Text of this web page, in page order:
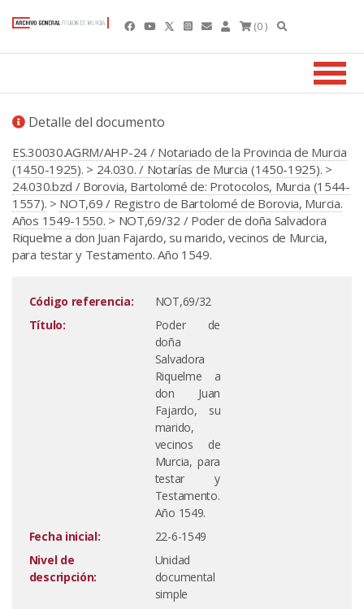
(0 )
Detalle del documento
ES.30030.AGRM/AHP-24 / Notariado de la Provincia de Murcia
(1450-1925). > 24.030. / Notarías de Murcia (1450-1925). >
24.030.bzd / Borovia, Bartolomé de: Protocolos, Murcia (1544-
1557). > NOT,69 / Registro de Bartolomé de Borovia, Murcia.
Años 1549-1550. > NOT,69/32 / Poder de doña Salvadora
Riquelme a don Juan Fajardo, su marido, vecinos de Murcia,
para testar y Testamento. Año 1549.
Código referencia:
NOT,69/32
Título:
Poder de
doña
Salvadora
Riquelme a
don Juan
Fajardo, su
marido,
vecinos de
Murcia, para
testar y
Testamento.
Año 1549.
Fecha inicial:
22-6-1549
Nivel de
descripción:
Unidad
documental
simple